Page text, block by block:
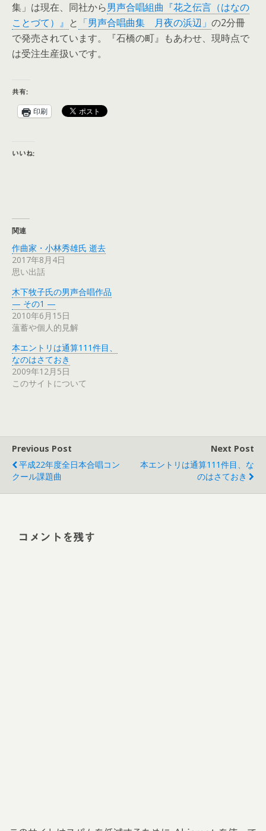
集」は現在、同社から男声合唱組曲『花之伝言（はなの
ことづて）』 と 「男声合唱曲集 月夜の浜辺」 の2分冊
で発売されています。『石橋の町』もあわせ、現時点で
は受注生産扱いです。
共有:
印刷
いいね:
関連
作曲家・小林秀雄氏 逝去
2017年8月4日
思い出話
木下牧子氏の男声合唱作品
— その1 —
2010年6月15日
薀蓄や個人的見解
本エントリは通算111件目、
なのはさておき
2009年12月5日
このサイトについて
Previous Post
平成22年度全日本合唱コン
クール課題曲
Next Post
本エントリは通算111件目、な
のはさておき
コメントを残す